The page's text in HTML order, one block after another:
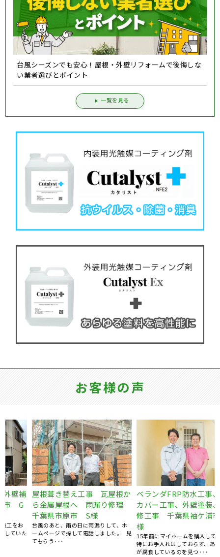
台風シーズンでも安心！屋根・外壁リフォームで後悔しな
い業者選びとポイント
一覧を見る
お客様の声
替え工事 瓦屋根か
屋根へ 雨漏り修理
原市 S様
、雨の日に雨漏りして、ホ
で探して電話しました。 見
ベランダFRP防水工事、屋根
カバー工事、外壁塗装、庇補
修工事 千葉県袖ケ浦市 K
様
15年前にマイホームを購入してから、
特にお手入れはしておらず、ある時庇
が腐食しているのを見つ･･･
外壁塗
ング打ち
市 Y様
ーネットで
積り依頼し